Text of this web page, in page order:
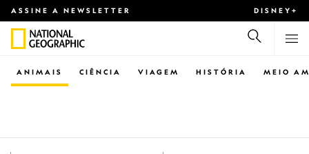
ASSINE A NEWSLETTER DISNEY+
CIÊNCIA VIAGEM
ANIMAIS HISTÓRIA MEIO